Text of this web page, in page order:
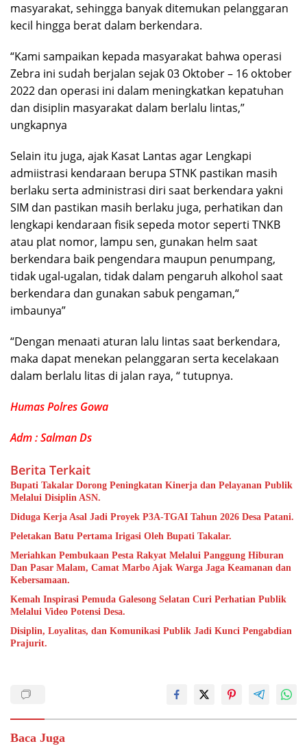
masyarakat, sehingga banyak ditemukan pelanggaran
kecil hingga berat dalam berkendara.
“Kami sampaikan kepada masyarakat bahwa operasi
Zebra ini sudah berjalan sejak 03 Oktober – 16 oktober
2022 dan operasi ini dalam meningkatkan kepatuhan
dan disiplin masyarakat dalam berlalu lintas,”
ungkapnya
Selain itu juga, ajak Kasat Lantas agar Lengkapi
admiistrasi kendaraan berupa STNK pastikan masih
berlaku serta administrasi diri saat berkendara yakni
SIM dan pastikan masih berlaku juga, perhatikan dan
lengkapi kendaraan fisik sepeda motor seperti TNKB
atau plat nomor, lampu sen, gunakan helm saat
berkendara baik pengendara maupun penumpang,
tidak ugal-ugalan, tidak dalam pengaruh alkohol saat
berkendara dan gunakan sabuk pengaman,“
imbaunya”
“Dengan menaati aturan lalu lintas saat berkendara,
maka dapat menekan pelanggaran serta kecelakaan
dalam berlalu litas di jalan raya, “ tutupnya.
Humas Polres Gowa
Adm : Salman Ds
Berita Terkait
Bupati Takalar Dorong Peningkatan Kinerja dan Pelayanan Publik
Melalui Disiplin ASN.
Diduga Kerja Asal Jadi Proyek P3A-TGAI Tahun 2026 Desa Patani.
Peletakan Batu Pertama Irigasi Oleh Bupati Takalar.
Meriahkan Pembukaan Pesta Rakyat Melalui Panggung Hiburan
Dan Pasar Malam, Camat Marbo Ajak Warga Jaga Keamanan dan
Kebersamaan.
Kemah Inspirasi Pemuda Galesong Selatan Curi Perhatian Publik
Melalui Video Potensi Desa.
Disiplin, Loyalitas, dan Komunikasi Publik Jadi Kunci Pengabdian
Prajurit.
Baca Juga